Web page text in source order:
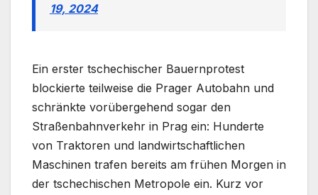
19, 2024
Ein erster tschechischer Bauernprotest
blockierte teilweise die Prager Autobahn und
schränkte vorübergehend sogar den
Straßenbahnverkehr in Prag ein: Hunderte
von Traktoren und landwirtschaftlichen
Maschinen trafen bereits am frühen Morgen in
der tschechischen Metropole ein. Kurz vor